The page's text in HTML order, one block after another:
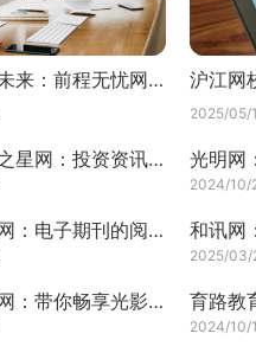
打造职业未来：前程无忧网的全面解析
2025/05/
探索证券之星网：投资资讯的宝藏
2024/10/
龙源期刊网：电子期刊的阅读天堂
2025/03/
猫眼电影网：带你畅享光影世界的奇妙之旅
2024/10/